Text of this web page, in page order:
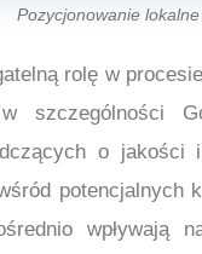
Pozycjonowanie lokalne
rolę w
szczególności
o
potencjalnych
wpływają